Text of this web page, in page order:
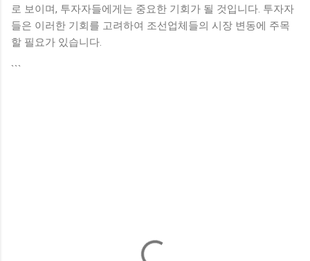
로 보이며, 투자자들에게는 중요한 기회가 될 것입니다. 투자자
들은 이러한 기회를 고려하여 조선업체들의 시장 변동에 주목
할 필요가 있습니다.
```